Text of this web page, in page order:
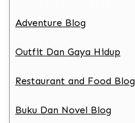
Adventure Blog
Outfit Dan Gaya Hidup
Restaurant and Food Blog
Buku Dan Novel Blog